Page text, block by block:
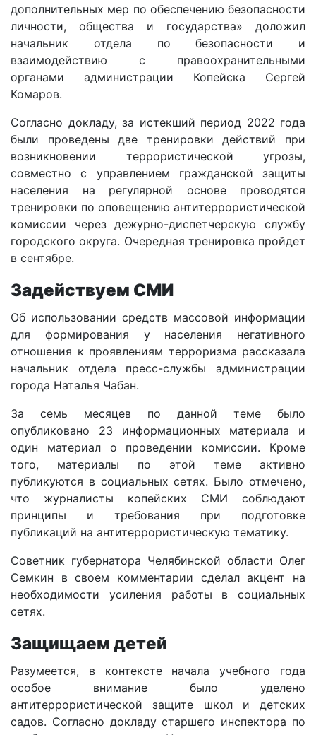
дополнительных мер по обеспечению безопасности
личности, общества и государства» доложил
начальник отдела по безопасности и
взаимодействию с правоохранительными
органами администрации Копейска Сергей
Комаров.
Согласно докладу, за истекший период 2022 года
были проведены две тренировки действий при
возникновении террористической угрозы,
совместно с управлением гражданской защиты
населения на регулярной основе проводятся
тренировки по оповещению антитеррористической
комиссии через дежурно-диспетчерскую службу
городского округа. Очередная тренировка пройдет
в сентябре.
Задействуем СМИ
Об использовании средств массовой информации
для формирования у населения негативного
отношения к проявлениям терроризма рассказала
начальник отдела пресс-службы администрации
города Наталья Чабан.
За семь месяцев по данной теме было
опубликовано 23 информационных материала и
один материал о проведении комиссии. Кроме
того, материалы по этой теме активно
публикуются в социальных сетях. Было отмечено,
что журналисты копейских СМИ соблюдают
принципы и требования при подготовке
публикаций на антитеррористическую тематику.
Советник губернатора Челябинской области Олег
Семкин в своем комментарии сделал акцент на
необходимости усиления работы в социальных
сетях.
Защищаем детей
Разумеется, в контексте начала учебного года
особое внимание было уделено
антитеррористической защите школ и детских
садов. Согласно докладу старшего инспектора по